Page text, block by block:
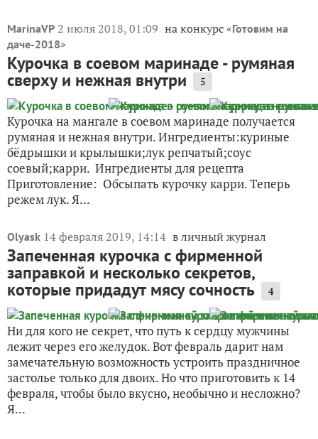
MarinaVP 2 июля 2018, 01:09 на конкурс «Готовим на
даче-2018»
Курочка в соевом маринаде - румяная
сверху и нежная внутри 5
Курочка на мангале в соевом маринаде получается
румяная и нежная внутри. Ингредиенты:куриные
бёдрышки и крылышки;лук репчатый;соус
соевый;карри. Ингредиенты для рецепта
Приготовление: Обсыпать курочку карри. Теперь
режем лук. Я...
Olyask 14 февраля 2019, 14:14 в личный журнал
Запеченная курочка с фирменной
заправкой и несколько секретов,
которые придадут мясу сочность 4
Ни для кого не секрет, что путь к сердцу мужчины
лежит через его желудок. Вот февраль дарит нам
замечательную возможность устроить праздничное
застолье только для двоих. Но что приготовить к 14
февраля, чтобы было вкусно, необычно и несложно?
Я...